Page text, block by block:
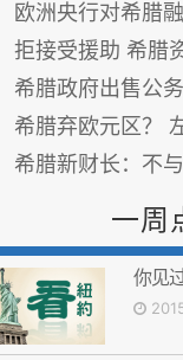
欧洲央行对希腊
拒接受援助 希腊
希腊政府出售公务车
希腊弃欧元区？
希腊新财长：不
一周
你见